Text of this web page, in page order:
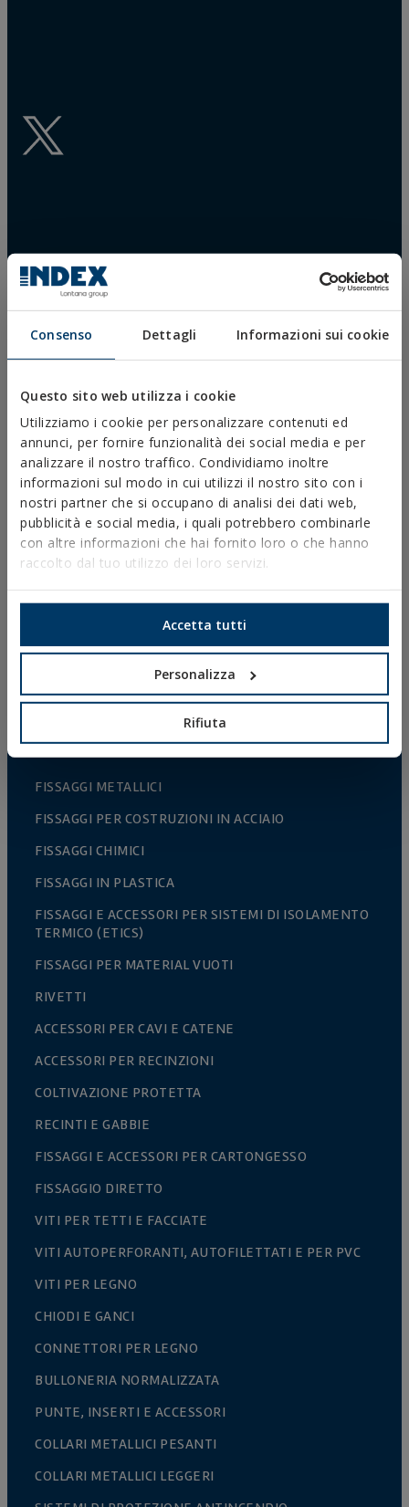
Consenso Dettagli Informazioni sui cookie
Questo sito web utilizza i cookie
Utilizziamo i cookie per personalizzare contenuti ed
annunci, per fornire funzionalità dei social media e per
analizzare il nostro traffico. Condividiamo inoltre
informazioni sul modo in cui utilizzi il nostro sito con i
nostri partner che si occupano di analisi dei dati web,
pubblicità e social media, i quali potrebbero combinarle
con altre informazioni che hai fornito loro o che hanno
raccolto dal tuo utilizzo dei loro servizi.
Accetta tutti
Personalizza
Rifiuta
SCHEDE TECNICHE
SCHEDE DI SICUREZZA
SOFTWARE
RISORSE CYPE
Avviso Legale
Politica sulla Privacy
Politica sui Cookie
Condizioni di Vendita
FISSAGGI METALLICI
FISSAGGI PER COSTRUZIONI IN ACCIAIO
FISSAGGI CHIMICI
FISSAGGI IN PLASTICA
FISSAGGI E ACCESSORI PER SISTEMI DI ISOLAMENTO
TERMICO (ETICS)
FISSAGGI PER MATERIAL VUOTI
RIVETTI
ACCESSORI PER CAVI E CATENE
ACCESSORI PER RECINZIONI
COLTIVAZIONE PROTETTA
RECINTI E GABBIE
FISSAGGI E ACCESSORI PER CARTONGESSO
FISSAGGIO DIRETTO
VITI PER TETTI E FACCIATE
VITI AUTOPERFORANTI, AUTOFILETTATI E PER PVC
VITI PER LEGNO
CHIODI E GANCI
CONNETTORI PER LEGNO
BULLONERIA NORMALIZZATA
PUNTE, INSERTI E ACCESSORI
COLLARI METALLICI PESANTI
COLLARI METALLICI LEGGERI